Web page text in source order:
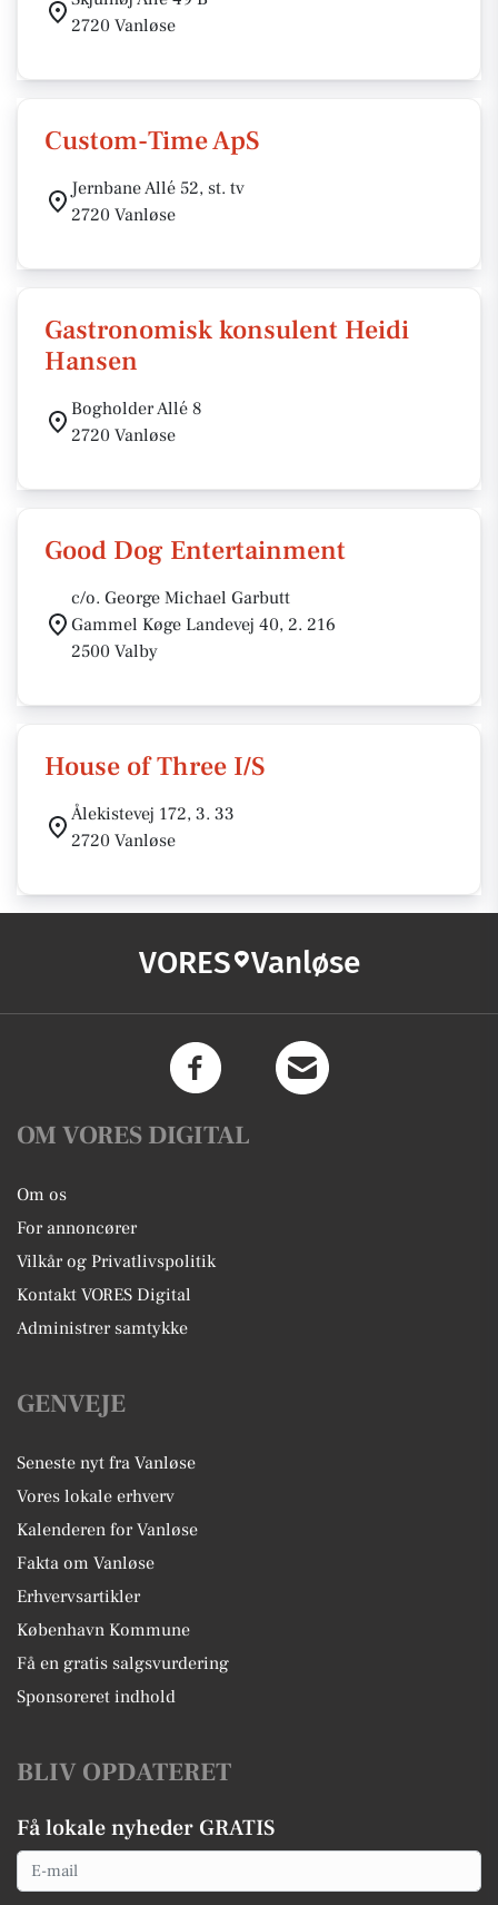
2720 Vanløse
Custom-Time ApS
Jernbane Allé 52, st. tv
2720 Vanløse
Gastronomisk konsulent Heidi
Hansen
Bogholder Allé 8
2720 Vanløse
Good Dog Entertainment
c/o. George Michael Garbutt
Gammel Køge Landevej 40, 2. 216
2500 Valby
House of Three I/S
Ålekistevej 172, 3. 33
2720 Vanløse
VORES Vanløse
OM VORES DIGITAL
Om os
For annoncører
Vilkår og Privatlivspolitik
Kontakt VORES Digital
Administrer samtykke
GENVEJE
Seneste nyt fra Vanløse
Vores lokale erhverv
Kalenderen for Vanløse
Fakta om Vanløse
Erhvervsartikler
København Kommune
Få en gratis salgsvurdering
Sponsoreret indhold
BLIV OPDATERET
Få lokale nyheder GRATIS
Email